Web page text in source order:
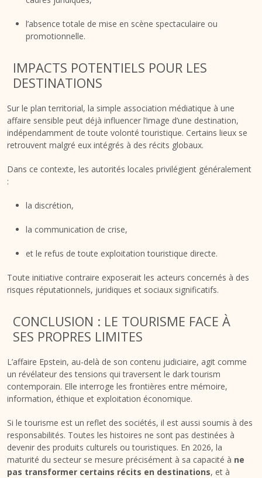
l’absence totale de mise en scène spectaculaire ou
promotionnelle.
IMPACTS POTENTIELS POUR LES
DESTINATIONS
Sur le plan territorial, la simple association médiatique à une
affaire sensible peut déjà influencer l’image d’une destination,
indépendamment de toute volonté touristique. Certains lieux se
retrouvent malgré eux intégrés à des récits globaux.
Dans ce contexte, les autorités locales privilégient généralement
:
la discrétion,
la communication de crise,
et le refus de toute exploitation touristique directe.
Toute initiative contraire exposerait les acteurs concernés à des
risques réputationnels, juridiques et sociaux significatifs.
CONCLUSION : LE TOURISME FACE À
SES PROPRES LIMITES
L’affaire Epstein, au-delà de son contenu judiciaire, agit comme
un révélateur des tensions qui traversent le dark tourism
contemporain. Elle interroge les frontières entre mémoire,
information, éthique et exploitation économique.
Si le tourisme est un reflet des sociétés, il est aussi soumis à des
responsabilités. Toutes les histoires ne sont pas destinées à
devenir des produits culturels ou touristiques. En 2026, la
maturité du secteur se mesure précisément à sa capacité à ne
pas transformer certains récits en destinations, et à